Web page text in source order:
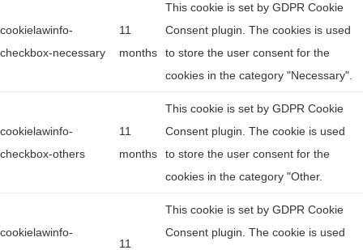
cookielawinfo-
checkbox-necessary
11
months
This cookie is set by GDPR Cookie
Consent plugin. The cookies is used
to store the user consent for the
cookies in the category "Necessary".
cookielawinfo-
checkbox-others
11
months
This cookie is set by GDPR Cookie
Consent plugin. The cookie is used
to store the user consent for the
cookies in the category "Other.
cookielawinfo-
11
This cookie is set by GDPR Cookie
Consent plugin. The cookie is used